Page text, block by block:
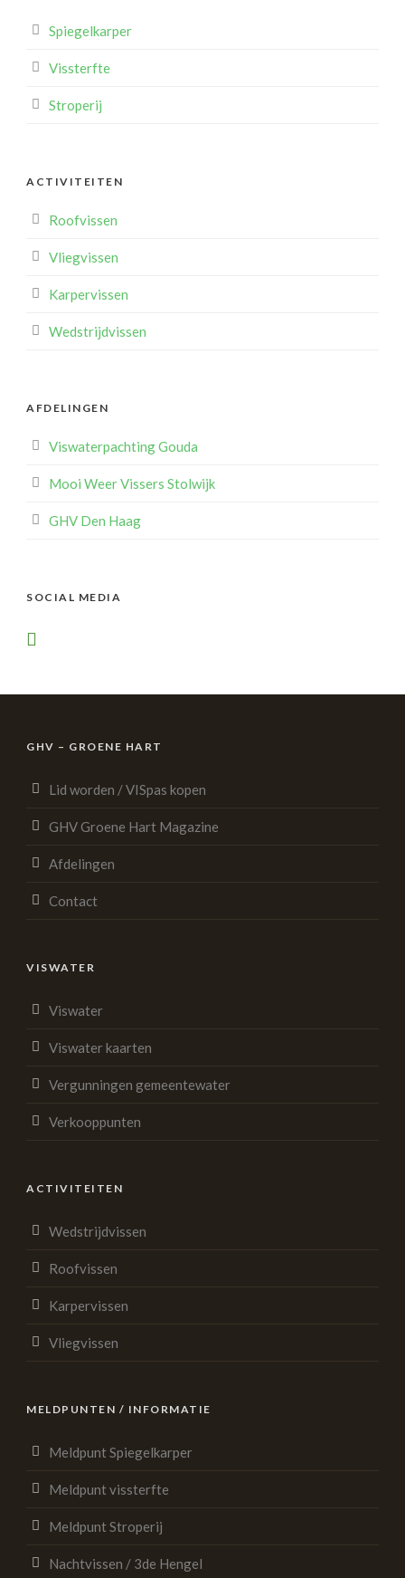
Spiegelkarper
Vissterfte
Stroperij
ACTIVITEITEN
Roofvissen
Vliegvissen
Karpervissen
Wedstrijdvissen
AFDELINGEN
Viswaterpachting Gouda
Mooi Weer Vissers Stolwijk
GHV Den Haag
SOCIAL MEDIA
GHV – GROENE HART
Lid worden / VISpas kopen
GHV Groene Hart Magazine
Afdelingen
Contact
VISWATER
Viswater
Viswater kaarten
Vergunningen gemeentewater
Verkooppunten
ACTIVITEITEN
Wedstrijdvissen
Roofvissen
Karpervissen
Vliegvissen
MELDPUNTEN / INFORMATIE
Meldpunt Spiegelkarper
Meldpunt vissterfte
Meldpunt Stroperij
Nachtvissen / 3de Hengel